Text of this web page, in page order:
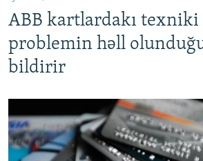
ABB kartlardakı texniki
problemin həll
bildirir